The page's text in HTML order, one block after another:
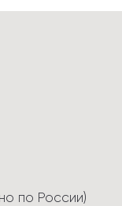
по России)